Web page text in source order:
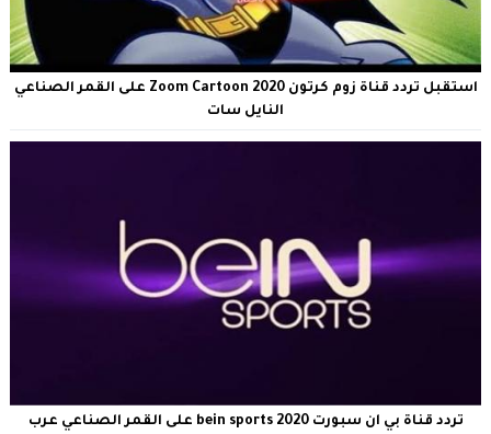
استقبل تردد قناة زوم كرتون Zoom Cartoon 2020 على القمر الصناعي
النايل سات
تردد قناة بي ان سبورت bein sports 2020 على القمر الصناعي عرب